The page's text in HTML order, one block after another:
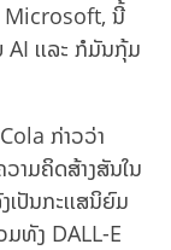
Microsoft, ນີ້
ເເລະ ກໍມັນກຸ້ມ
ກ່າວວ່າ
າມຄິດສ້າງສັນໃນ
ປັນກະເເສນິຍົມ
ມທັງ DALL-E